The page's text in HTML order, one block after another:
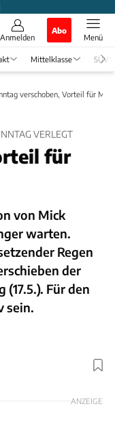
Anmelden
Abo
Menü
Mittelklasse SUV
verschoben, Vorteil für
VERLEGT
für
von Mick
warten.
Regen
der
Für den
sein.
Foto: IndyCar
ANZEIGE